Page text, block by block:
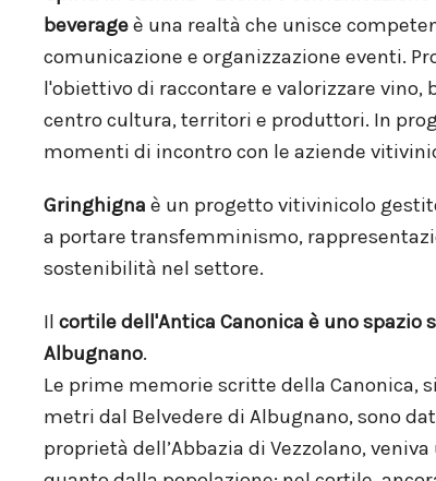
beverageè una realtà che unisce
comunicazione e organizzazione eventi.
l'obiettivo di raccontare e valorizzare
centro cultura, territori e produttori. In
momenti di incontro con le aziende
Gringhigna è un progetto vitivinicolo
a portare transfemminismo,
sostenibilità nel settore.
Il cortile dell'Antica Canonica è uno spazio
Albugnano.
Le prime memorie scritte della Canonica,
metri dal Belvedere di Albugnano, sono
proprietà dell’Abbazia di Vezzolano,